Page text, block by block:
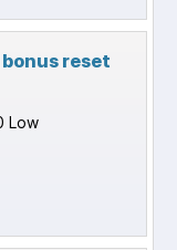
bonus reset
Low